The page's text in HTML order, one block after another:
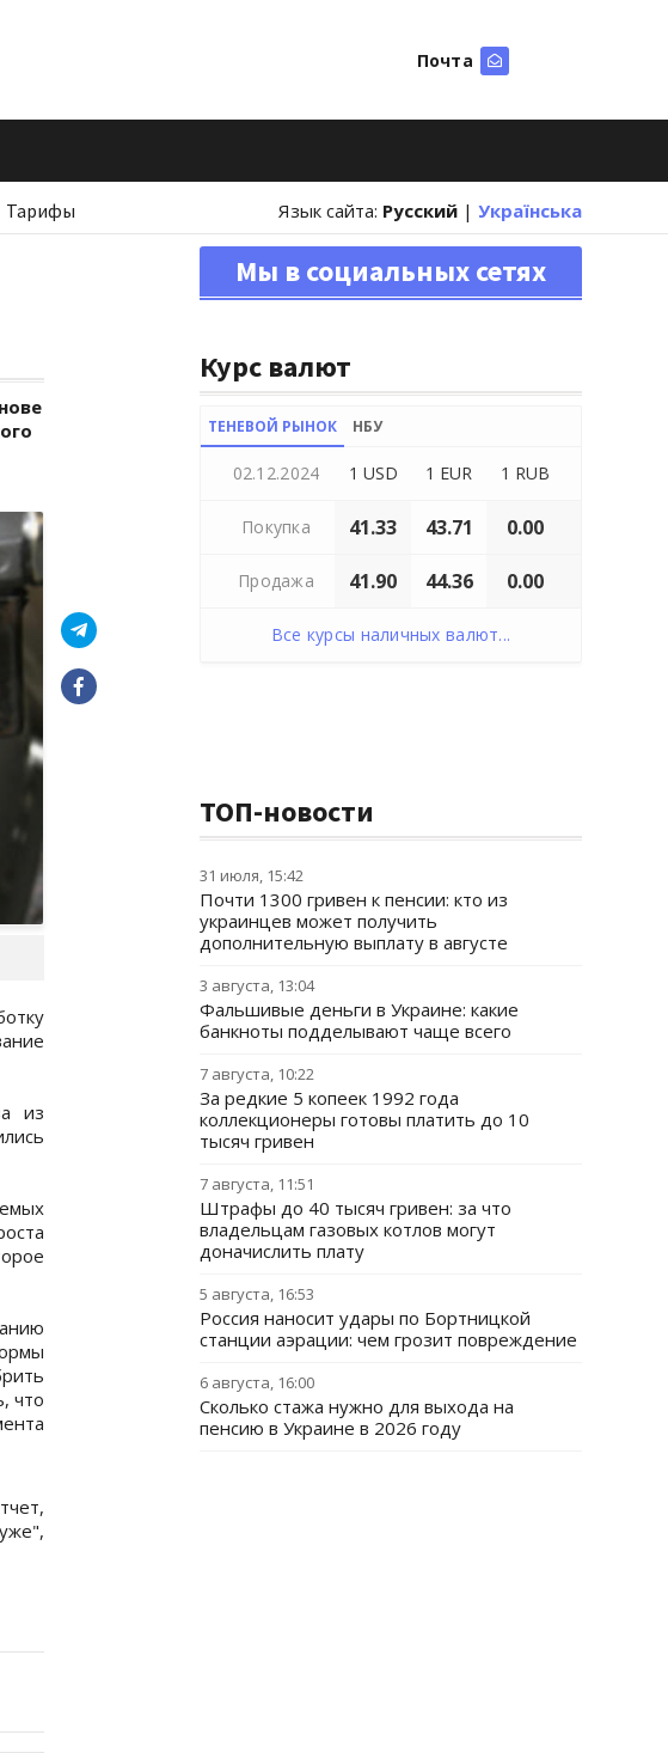
Почта
Тарифы Язык сайта: Русский | Українська
из
что
Мы в социальных сетях
Курс валют
ТЕНЕВОЙ РЫНОК НБУ
02.12.2024 1 USD 1 EUR 1 RUB
Покупка 41.33 43.71 0.00
Продажа 41.90 44.36 0.00
Все курсы наличных валют...
ТОП-новости
31 июля, 15:42
Почти 1300 гривен к пенсии: кто из
украинцев может получить
дополнительную выплату в августе
3 августа, 13:04
Фальшивые деньги в Украине: какие
банкноты подделывают чаще всего
7 августа, 10:22
За редкие 5 копеек 1992 года
коллекционеры готовы платить до 10
тысяч гривен
7 августа, 11:51
Штрафы до 40 тысяч гривен: за что
владельцам газовых котлов могут
доначислить плату
5 августа, 16:53
Россия наносит удары по Бортницкой
станции аэрации: чем грозит повреждение
6 августа, 16:00
Сколько стажа нужно для выхода на
пенсию в Украине в 2026 году